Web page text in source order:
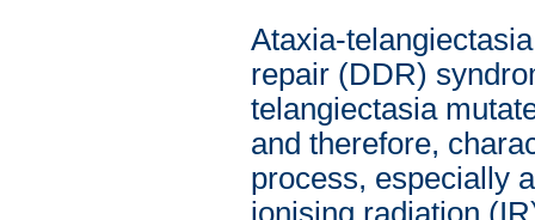
Ataxia-
repair (DDR)
telangiectasia
and therefore,
process, especially
ionising radiation